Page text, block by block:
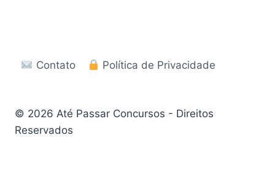
Contato Política de Privacidade
© 2026 Até Passar Concursos - Direitos
Reservados